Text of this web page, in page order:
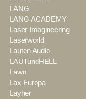
LANG
LANG ACADEMY
Laser Imagineering
Laserworld
Lauten Audio
LAUTundHELL
Lawo
Lax Europa
Layher